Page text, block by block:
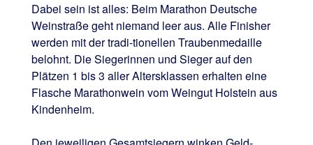
Dabei sein ist alles: Beim Marathon Deutsche
Weinstraße geht niemand leer aus. Alle Finisher
werden mit der tradi-tionellen Traubenmedaille
belohnt. Die Siegerinnen und Sieger auf den
Plätzen 1 bis 3 aller Altersklassen erhalten eine
Flasche Marathonwein vom Weingut Holstein aus
Kindenheim.